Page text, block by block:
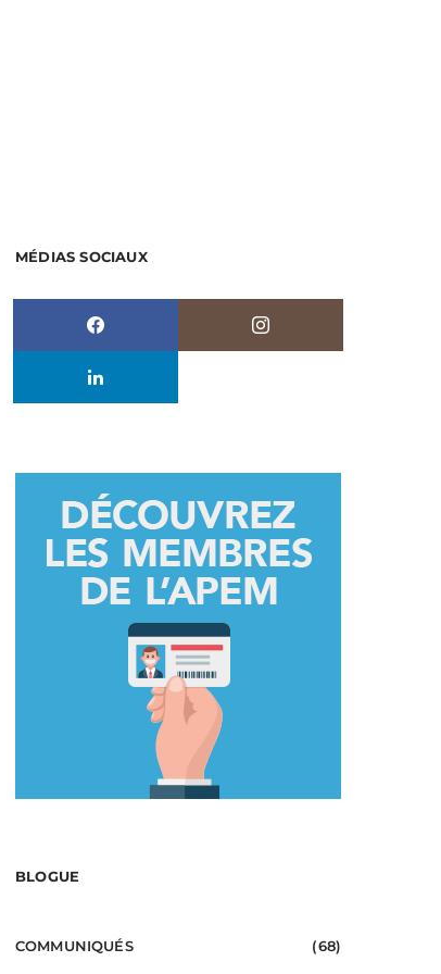
MÉDIAS SOCIAUX
BLOGUE
COMMUNIQUÉS (68)